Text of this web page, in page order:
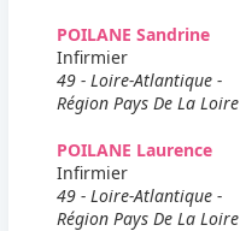
POILANE Sandrine
Infirmier
49 - Loire-Atlantique -
Région Pays De La Loire
POILANE Laurence
Infirmier
49 - Loire-Atlantique -
Région Pays De La Loire